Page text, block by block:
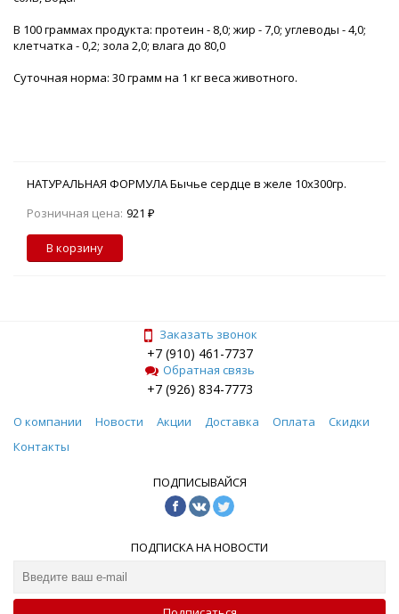
В 100 граммах продукта: протеин - 8,0; жир - 7,0; углеводы - 4,0;
клетчатка - 0,2; зола 2,0; влага до 80,0
Суточная норма: 30 грамм на 1 кг веса животного.
НАТУРАЛЬНАЯ ФОРМУЛА Бычье сердце в желе 10х300гр.
Розничная цена: 921 ₽
В корзину
Заказать звонок
+7 (910) 461-7737
Обратная связь
+7 (926) 834-7773
О компании Новости Акции Доставка Оплата
Скидки
Контакты
ПОДПИСЫВАЙСЯ
ПОДПИСКА НА НОВОСТИ